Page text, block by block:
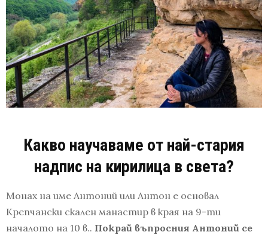
Какво научаваме от най-стария
надпис на кирилица в света?
Монах на име Антоний или Антон е основал
Крепчански скален манастир в края на 9-ти
началото на 10 в.. Покрай въпросния Антоний се